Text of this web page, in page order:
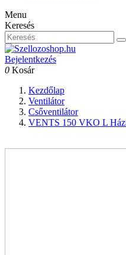
Menu
Keresés
Bejelentkezés
0 Kosár
Kezdőlap
Ventilátor
Csőventilátor
VENTS 150 VKO L